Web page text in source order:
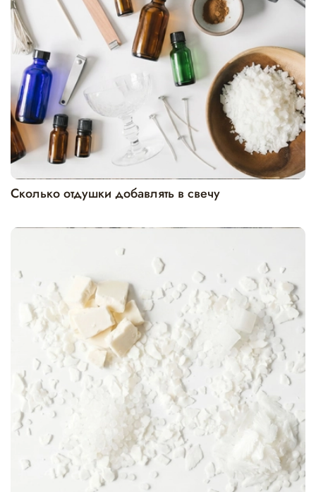
Сколько отдушки добавлять в свечу